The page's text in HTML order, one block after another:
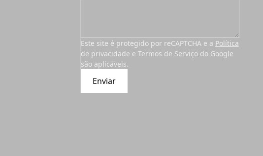
Este site é protegido por reCAPTCHA e a Política
de privacidade e Termos de Serviço do Google
são aplicáveis.
Enviar